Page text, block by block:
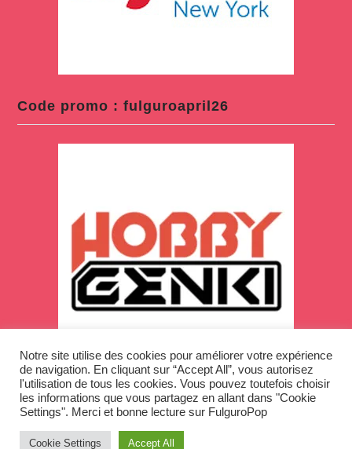
Code promo : fulguroapril26
Notre site utilise des cookies pour améliorer votre expérience
de navigation. En cliquant sur “Accept All”, vous autorisez
l'utilisation de tous les cookies. Vous pouvez toutefois choisir
les informations que vous partagez en allant dans "Cookie
Settings". Merci et bonne lecture sur FulguroPop
Cookie Settings Accept All